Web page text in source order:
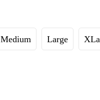
Medium Large